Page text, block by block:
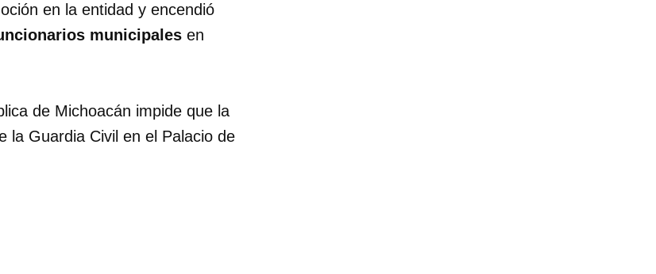
en la entidad y encendió
municipales en
de Michoacán impide que la
la Guardia Civil en el Palacio de